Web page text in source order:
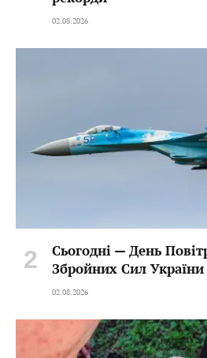
02.08.2026
Сьогодні — День
Збройних Сил України
02.08.2026